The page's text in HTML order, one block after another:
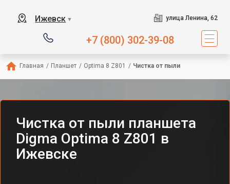
Ижевск ▼ улица Ленина, 62
+7 (800) 302-39-08
Главная / Планшет / Optima 8 Z801 / Чистка от пыли
Чистка от пыли планшета
Digma Optima 8 Z801 в
Ижевске